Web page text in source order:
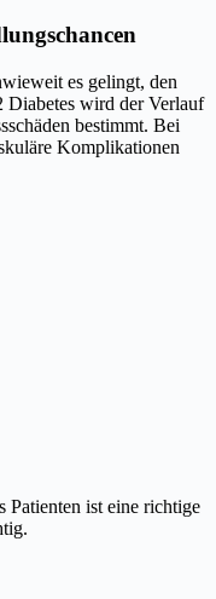
es gelingt, den
Diabetes wird der Verlauf
bestimmt. Bei
Komplikationen
Patienten ist eine richtige